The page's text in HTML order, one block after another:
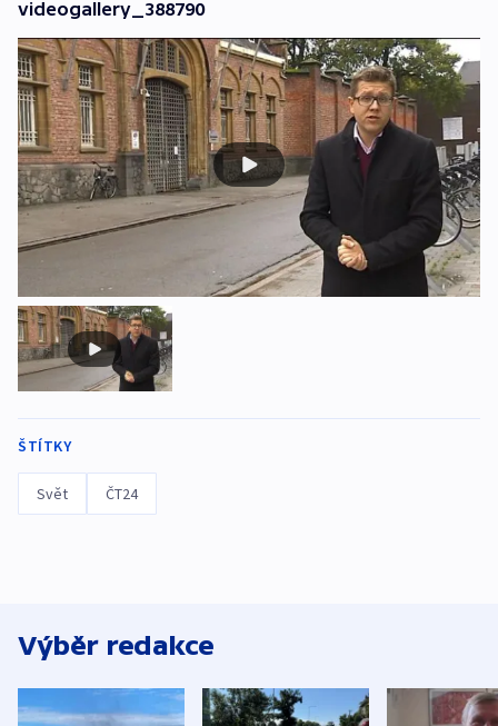
videogallery_388790
ŠTÍTKY
Svět ČT24
Výběr redakce